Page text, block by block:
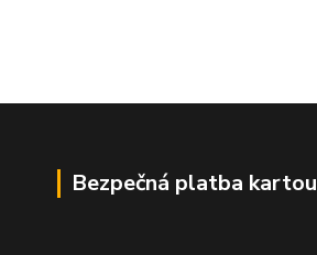
Bezpečná platba kartou